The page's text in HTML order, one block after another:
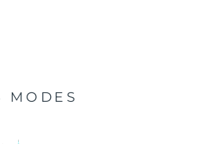
MODESLivraison estimée